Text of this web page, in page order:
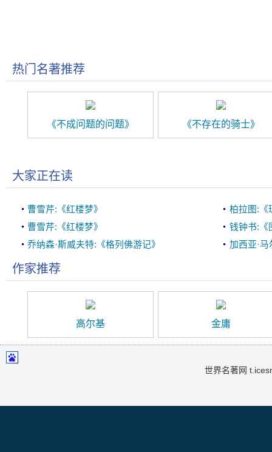
热门名著推荐
《不成问题的问题》 《不存在的骑士》
大家正在读
曹雪芹:《红楼梦》
柏拉图:《
曹雪芹:《红楼梦》
钱钟书:《
乔纳森·斯威夫特:《格列佛游记》
加西亚·
作家推荐
高尔基 金庸
世界名著网